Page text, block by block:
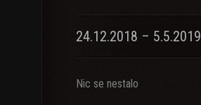
24.12.2018 – 5.5.2019
Nic se nestalo